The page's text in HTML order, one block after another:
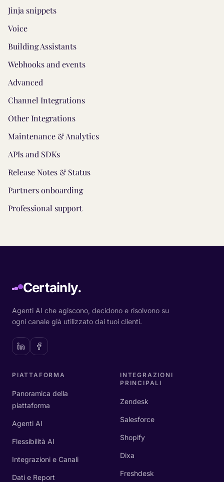
Jinja snippets
Voice
Building Assistants
Webhooks and events
Advanced
Channel Integrations
Other Integrations
Maintenance & Analytics
APIs and SDKs
Release Notes & Status
Partners onboarding
Professional support
Certainly.
Agenti AI che agiscono, decidono e risolvono su
ogni canale già utilizzato dai tuoi clienti.
PIATTAFORMA
Panoramica della
piattaforma
Agenti AI
Flessibilità AI
Integrazioni e Canali
Dati e Report
INTEGRAZIONI
PRINCIPALI
Zendesk
Salesforce
Shopify
Dixa
Freshdesk